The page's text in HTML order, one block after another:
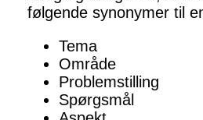
følgende synonymer til
Tema
Område
Problemstilling
Spørgsmål